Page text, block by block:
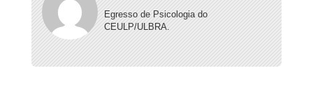
Egresso de Psicologia do
CEULP/ULBRA.